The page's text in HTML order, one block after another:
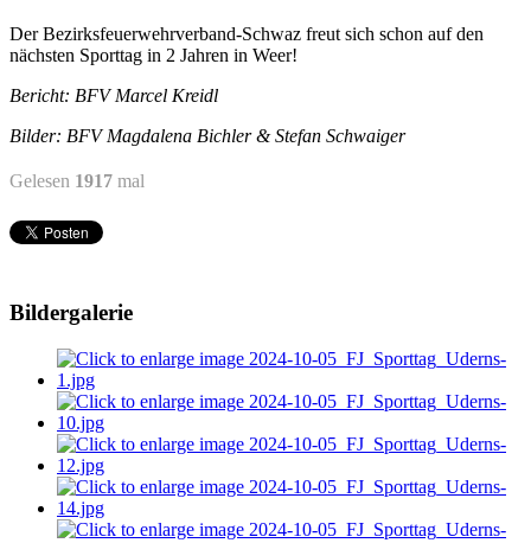
Der Bezirksfeuerwehrverband-Schwaz freut sich schon auf den
nächsten Sporttag in 2 Jahren in Weer!
Bericht: BFV Marcel Kreidl
Bilder: BFV Magdalena Bichler & Stefan Schwaiger
Gelesen 1917 mal
Bildergalerie